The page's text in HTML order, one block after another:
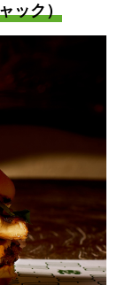
ック）